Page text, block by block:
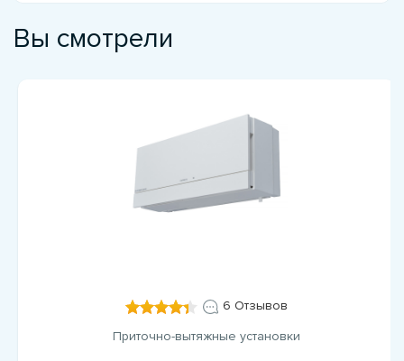
Вы смотрели
6 Отзывов
Приточно-вытяжные установки